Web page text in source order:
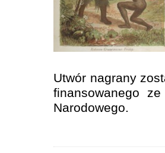
Utwór nagrany
finansowanego
Narodowego.